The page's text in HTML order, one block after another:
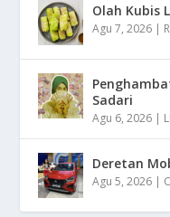
Olah Kubis
Agu 7, 2026 |
Sadari
Agu 6, 2026 |
Deretan
Agu 5, 2026 |